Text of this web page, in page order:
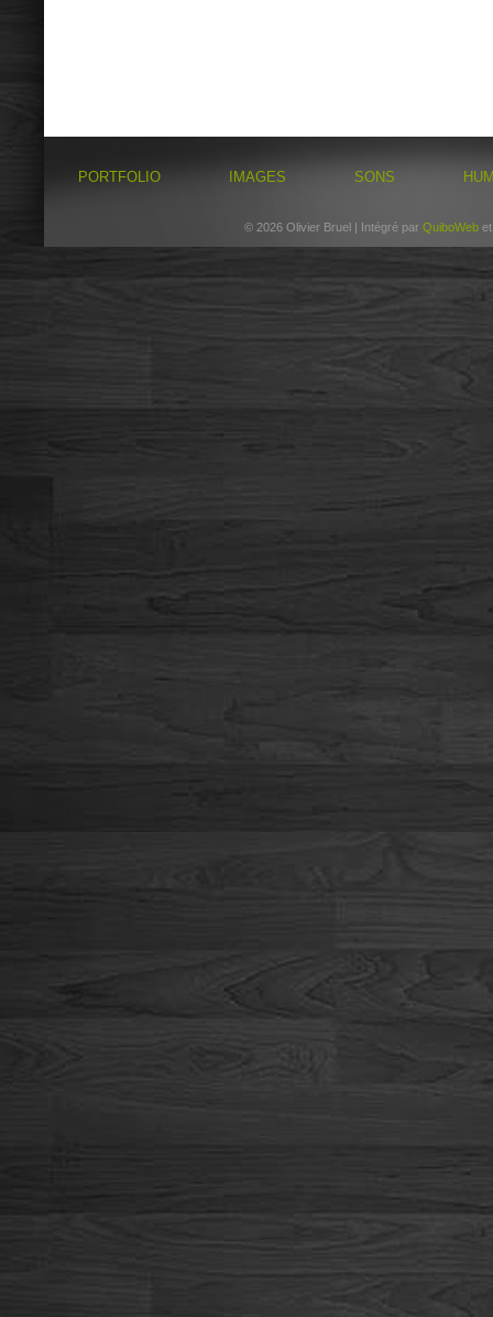
PORTFOLIO IMAGES SONS
© 2026 Olivier Bruel | Intégré par QuiboWeb